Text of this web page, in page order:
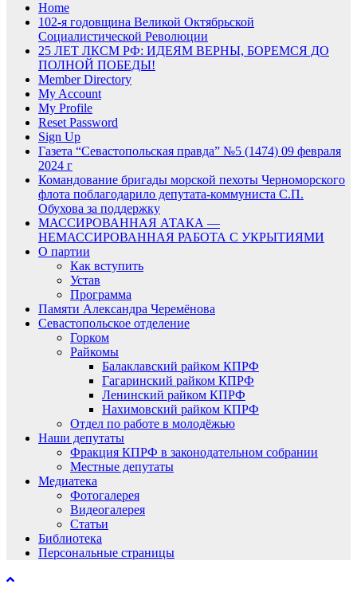
Home
102-я годовщина Великой Октябрьской
Социалистической Революции
25 ЛЕТ ЛКСМ РФ: ИДЕЯМ ВЕРНЫ, БОРЕМСЯ ДО
ПОЛНОЙ ПОБЕДЫ!
Member Directory
My Account
My Profile
Reset Password
Sign Up
Газета “Севастопольская правда” №5 (1474) 09 февраля
2024 г
Командование бригады морской пехоты Черноморского
флота поблагодарило депутата-коммуниста С.П.
Обухова за поддержку
МАССИРОВАННАЯ АТАКА —
НЕМАССИРОВАННАЯ РАБОТА С УКРЫТИЯМИ
О партии
Как вступить
Устав
Программа
Памяти Александра Черемёнова
Севастопольское отделение
Горком
Райкомы
Балаклавский райком КПРФ
Гагаринский райком КПРФ
Ленинский райком КПРФ
Нахимовский райком КПРФ
Отдел по работе в молодёжью
Наши депутаты
Фракция КПРФ в законодательном собрании
Местные депутаты
Медиатека
Фотогалерея
Видеогалерея
Статьи
Библиотека
Персональные страницы